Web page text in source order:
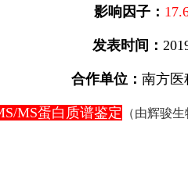
影响因子：
发表时间：
合作单位： 南方医
MS蛋白质谱鉴定 （由辉骏